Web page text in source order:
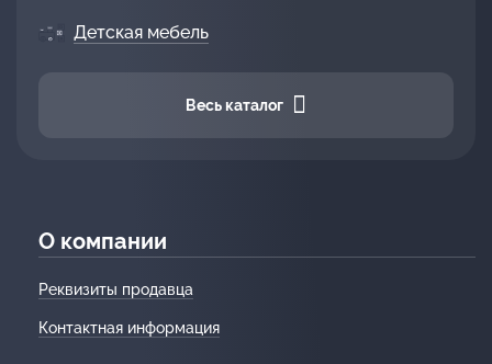
Детская мебель
Весь каталог
О компании
Реквизиты продавца
Контактная информация